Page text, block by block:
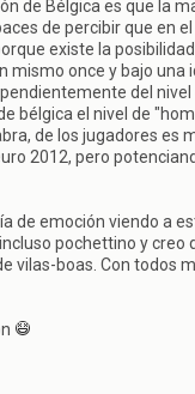
de Bélgica es que la
de percibir que en
existe la
mismo once y bajo una
del nivel
bélgica el nivel de
de los jugadores es
2012, pero
de emoción viendo a
pochettino y creo
vilas-boas. Con todos